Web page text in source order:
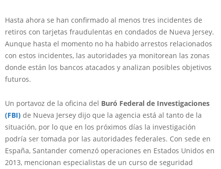
Hasta ahora se han confirmado al menos tres incidentes de
retiros con tarjetas fraudulentas en condados de Nueva Jersey.
Aunque hasta el momento no ha habido arrestos relacionados
con estos incidentes, las autoridades ya monitorean las zonas
donde están los bancos atacados y analizan posibles objetivos
futuros.
Un portavoz de la oficina del Buró Federal de Investigaciones
(FBI) de Nueva Jersey dijo que la agencia está al tanto de la
situación, por lo que en los próximos días la investigación
podría ser tomada por las autoridades federales. Con sede en
España, Santander comenzó operaciones en Estados Unidos en
2013, mencionan especialistas de un curso de seguridad